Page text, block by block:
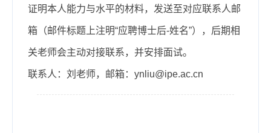
证明本人能力与水平的材料，发送至对应联系人邮
箱（邮件标题上注明“应聘博士后-姓名”），后期相
关老师会主动对接联系，并安排面试。
联系人：刘老师，邮箱：ynliu@ipe.ac.cn